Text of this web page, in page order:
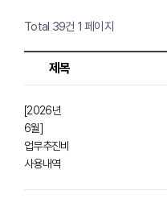
Total 39건 1 페이지
제목
[2026년
6월]
업무추진비
사용내역